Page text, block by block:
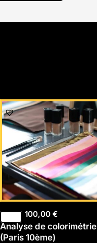
100,00 €
Analyse de colorimétrie
(Paris 10ème)